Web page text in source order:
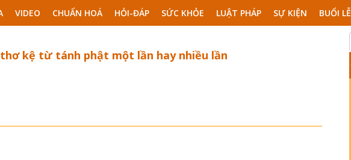
VIDEO CHUẨN HOÁ HỎI-ĐÁP SỨC KHỎE LUẬT PHÁP SỰ KIỆN BUỔI LỄ
kệ từ tánh phật một lần hay nhiều lần